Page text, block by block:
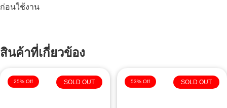
ก่อนใช้งาน
สินค้าที่เกี่ยวข้อง
25% Off SOLD OUT 53% Off SOLD OUT